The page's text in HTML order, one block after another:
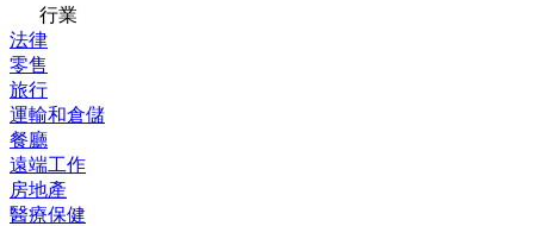
行業
法律
零售
旅行
運輸和倉儲
餐廳
遠端工作
房地產
醫療保健